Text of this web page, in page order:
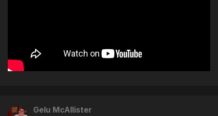
Gelu McAllister